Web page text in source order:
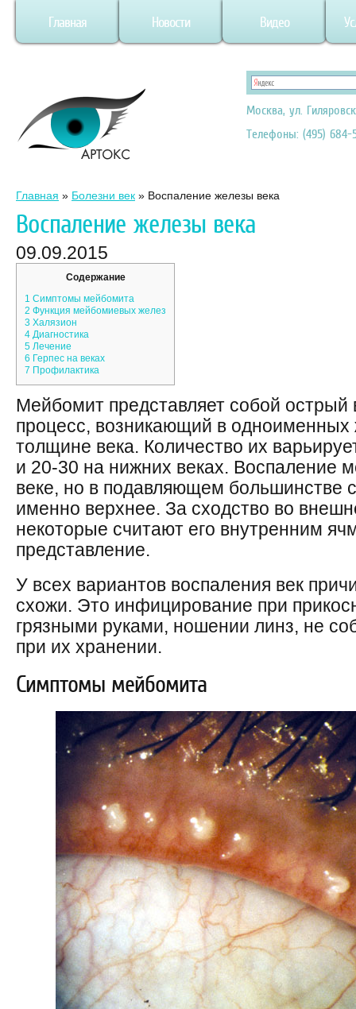
Главная Новости Видео
Москва, ул.
Телефоны: (495) 684-
Главная » Болезни век » Воспаление железы века
Воспаление железы века
09.09.2015
Содержание
1 Симптомы мейбомита
2 Функция мейбомиевых желез
3 Халязион
4 Диагностика
5 Лечение
6 Герпес на веках
7 Профилактика
Мейбомит представляет собой острый
процесс, возникающий в одноименных
толщине века. Количество их
и 20-30 на нижних веках. Воспаление
веке, но в подавляющем большинстве
именно верхнее. За сходство во
некоторые считают его внутренним
представление.
У всех вариантов воспаления век
схожи. Это инфицирование при
грязными руками, ношении линз, не
при их хранении.
Симптомы мейбомита